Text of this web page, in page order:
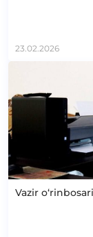
23.02.2026
Vazir